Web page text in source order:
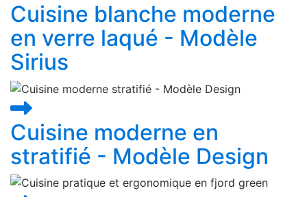
Cuisine blanche moderne
en verre laqué - Modèle
Sirius
Cuisine moderne en
stratifié - Modèle Design